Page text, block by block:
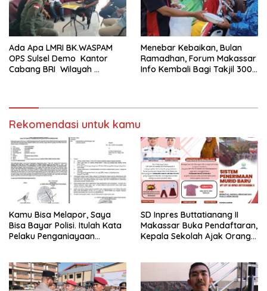
Ada Apa LMRI BK.WASPAM
OPS Sulsel Demo Kantor
Cabang BRI Wilayah
Menebar Kebaikan, Bulan
Ramadhan, Forum Makassar
Info Kembali Bagi Takjil 300
Rekomendasi untuk kamu
Kamu Bisa Melapor, Saya
Bisa Bayar Polisi. Itulah Kata
Pelaku Penganiayaan
Ini Belum Di Tangkap
SD Inpres Buttatianang II
Makassar Buka Pendaftaran,
Kepala Sekolah Ajak Orang